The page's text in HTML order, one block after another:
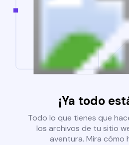
¡Ya todo
Todo lo que tienes que
los archivos de tu sitio
aventura. Mira cómo